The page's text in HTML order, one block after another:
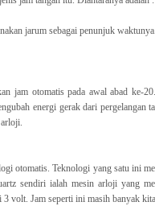
jarum sebagai penunjuk
jam otomatis pada awal abad ke-
energi gerak dari pergelangan
otomatis. Teknologi yang satu ini
sendiri ialah mesin arloji yang
volt. Jam seperti ini masih banyak